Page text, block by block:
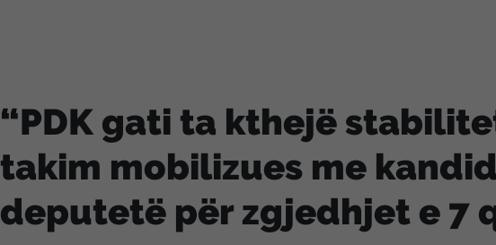
“PDK gati ta kthejë
takim mobilizues me
deputetë për zgjedhjet e 7